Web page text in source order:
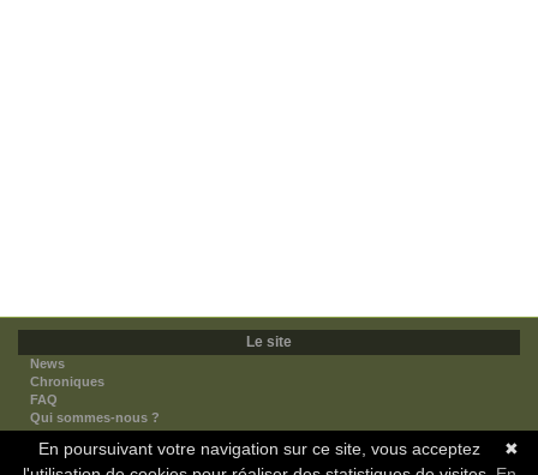
Le site
News
Chroniques
FAQ
Qui sommes-nous ?
Nos partenaires
Faites-nous connaitre
Nous contacter
✖
En poursuivant votre navigation sur ce site, vous acceptez